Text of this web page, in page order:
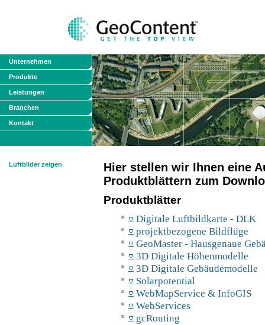
Unternehmen
Produkte
Leistungen
Branchen
Kontakt
Luftbilder zeigen
Hier stellen wir Ihnen eine
Produktblättern zum
Produktblätter
Digitale Luftbildkarte - DLK
projektbezogene Bildflüge
GeoMaster - Hausgenaue
3D Digitale Höhenmodelle
3D Digitale Gebäudemodelle
Solarpotential
WebMapService & InfoGIS
WebServices
gcRouting